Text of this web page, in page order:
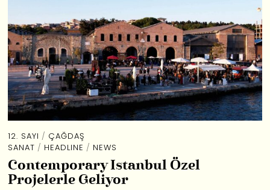
12. SAYI / ÇAĞDAŞ
SANAT / HEADLINE / NEWS
Contemporary Istanbul Özel
Projelerle Geliyor